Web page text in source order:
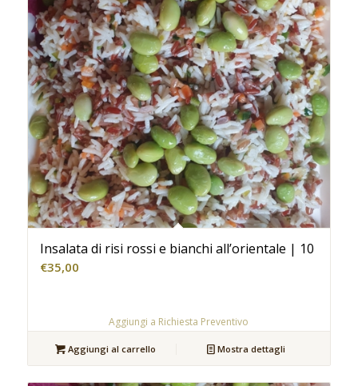
Insalata di risi rossi e bianchi all’orientale | 10
€35,00
Aggiungi a Richiesta Preventivo
Aggiungi al carrello Mostra dettagli